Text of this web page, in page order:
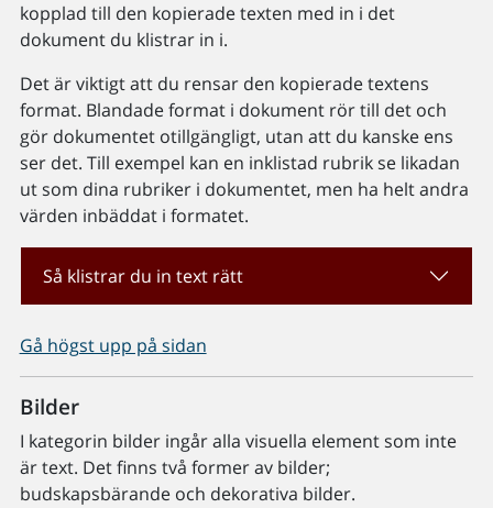
kopplad till den kopierade texten med in i det
dokument du klistrar in i.
Det är viktigt att du rensar den kopierade textens
format. Blandade format i dokument rör till det och
gör dokumentet otillgängligt, utan att du kanske ens
ser det. Till exempel kan en inklistad rubrik se likadan
ut som dina rubriker i dokumentet, men ha helt andra
värden inbäddat i formatet.
Så klistrar du in text rätt
Gå högst upp på sidan
Bilder
I kategorin bilder ingår alla visuella element som inte
är text. Det finns två former av bilder;
budskapsbärande och dekorativa bilder.